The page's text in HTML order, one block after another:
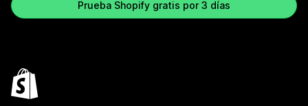
Prueba Shopify gratis por 3 días